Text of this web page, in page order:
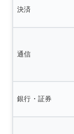
決済
通信
銀行・証券